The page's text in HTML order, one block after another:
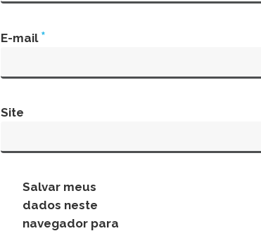
E-mail *
Site
Salvar meus
dados neste
navegador para